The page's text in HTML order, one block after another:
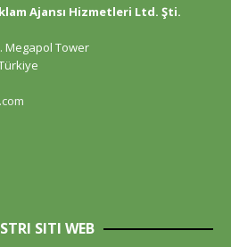
Ajansı Hizmetleri Ltd. Şti.
Megapol Tower
SITI WEB